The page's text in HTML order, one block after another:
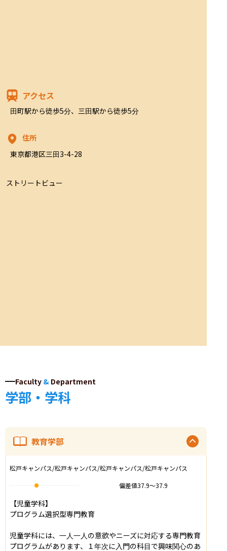
アクセス
田町駅から徒歩5分、三田駅から徒歩5分
住所
東京都港区三田3-4-28
ストリートビュー
Faculty & Department
学部・学科
教育学部
松戸キャンパス/松戸キャンパス/松戸キャンパス/松戸キャンパス
偏差値37.9〜37.9
【児童学科】
プログラム選択型専門教育
児童学科には、一人一人の意欲やニーズに対応する専門教育
プログラムがあります、１年次に入門の科目で興味関心のあ